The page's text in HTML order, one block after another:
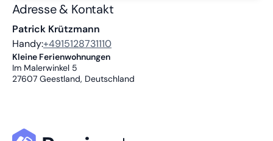
Adresse & Kontakt
Patrick Krützmann
Handy:+4915128731110
Kleine Ferienwohnungen
Im Malerwinkel 5
27607 Geestland, Deutschland